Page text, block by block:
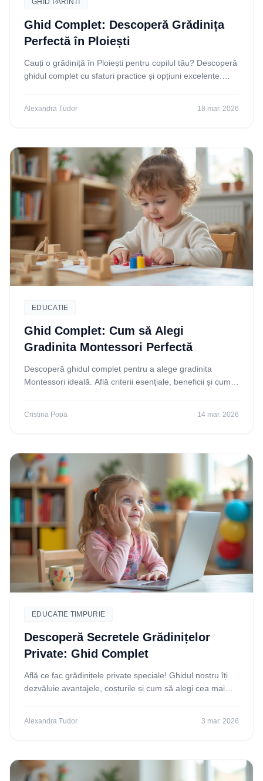
Ghid Complet: Descoperă Grădinița
Perfectă în Ploiești
Cauți o grădiniță în Ploiești pentru copilul tău? Descoperă
ghidul complet cu sfaturi practice și opțiuni excelente.
Alexandra Tudor 18 mar. 2026
EDUCATIE
Ghid Complet: Cum să Alegi
Gradinita Montessori Perfectă
Descoperă ghidul complet pentru a alege gradinita
Montessori ideală. Află criterii esențiale, beneficii și cum
Cristina Popa 14 mar. 2026
EDUCATIE TIMPURIE
Descoperă Secretele Grădinițelor
Private: Ghid Complet
Află ce fac grădinițele private speciale! Ghidul nostru îți
dezvăluie avantajele, costurile și cum să alegi cea mai
Alexandra Tudor 3 mar. 2026